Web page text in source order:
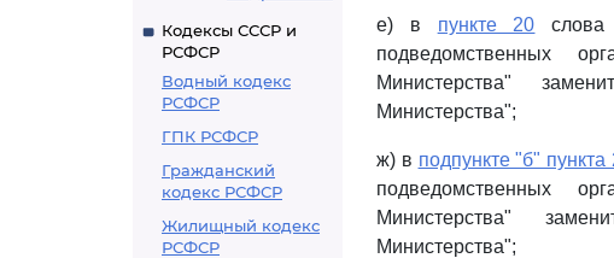
Кодексы СССР и
РСФСР
Водный кодекс
РСФСР
ГПК РСФСР
Гражданский
кодекс РСФСР
Жилищный кодекс
РСФСР
е) в пункте 20 слова
подведомственных
Министерства"
Министерства";
ж) в подпункте "б" пункта
подведомственных
Министерства"
Министерства";